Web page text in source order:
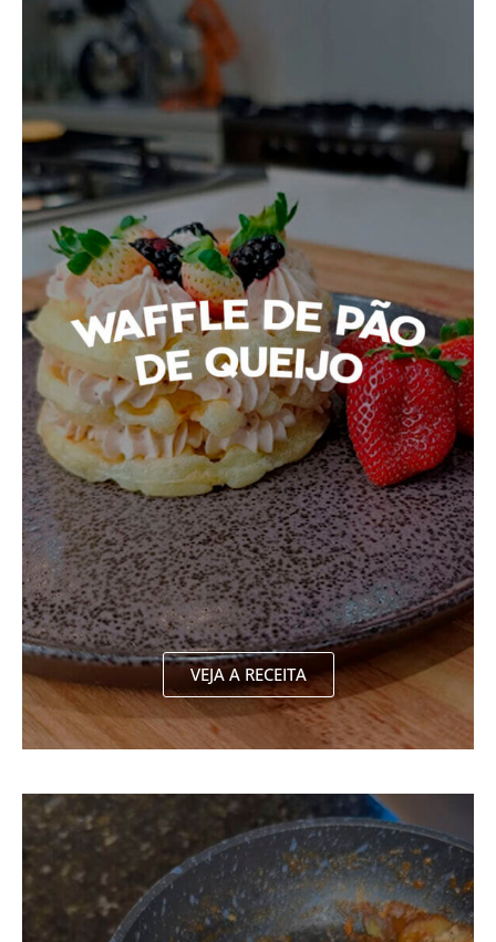
VEJA A RECEITA